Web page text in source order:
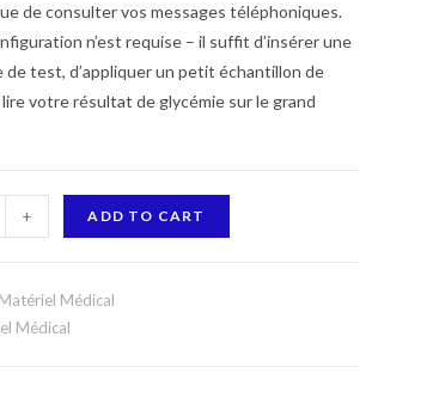
de consulter vos messages téléphoniques.
n’est requise – il suffit d’insérer une
test, d’appliquer un petit échantillon de
votre résultat de glycémie sur le grand
+ ADD TO CART
Matériel Médical
Médical